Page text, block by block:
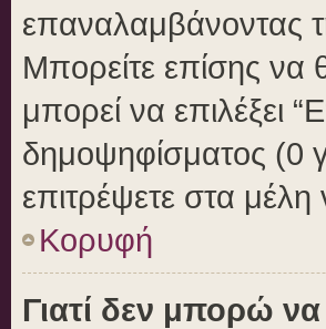
επαναλαμβάνοντας
Μπορείτε επίσης να
μπορεί να επιλέξει
δημοψηφίσματος (0
επιτρέψετε στα μέλη
Κορυφή
Γιατί δεν μπορώ